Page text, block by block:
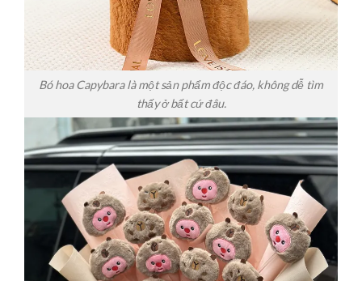
Bó hoa Capybara là một sản phẩm độc đáo, không dễ tìm
thấy ở bất cứ đâu.